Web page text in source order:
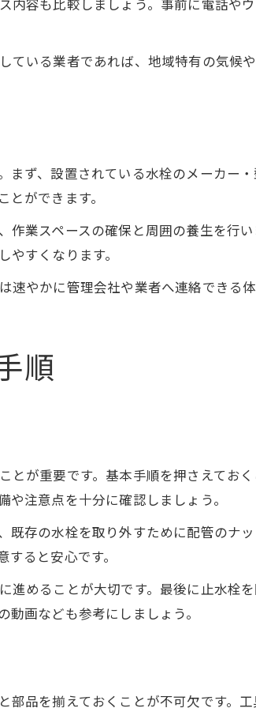
容も比較しましょう。事前に電話や
いる業者であれば、地域特有の気候
ず、設置されている水栓のメーカー
ができます。
業スペースの確保と周囲の養生を行
すくなります。
やかに管理会社や業者へ連絡できる体
順
が重要です。基本手順を押さえてお
注意点を十分に確認しましょう。
存の水栓を取り外すために配管のナ
ると安心です。
めることが大切です。最後に止水栓
画なども参考にしましょう。
品を揃えておくことが不可欠です。